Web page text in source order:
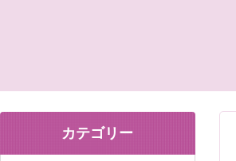
カテゴリー